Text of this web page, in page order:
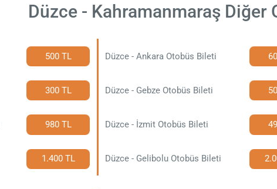
Düzce - Kahramanmaraş Diğer
500 TL Düzce - Ankara Otobüs Bileti
300 TL Düzce - Gebze Otobüs Bileti
980 TL Düzce - İzmit Otobüs Bileti
1.400 TL Düzce - Gelibolu Otobüs Bileti